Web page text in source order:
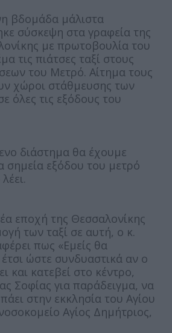
βδομάδα μάλιστα
σύσκεψη στα γραφεία της
με πρωτοβουλία του
τις πιάτσες ταξί στους
του Μετρό. Αίτημα τους
χώροι στάθμευσης των
όλες τις εξόδους του
διάστημα θα έχουμε
σημεία εξόδου του μετρό
εποχή της Θεσσαλονίκης
των ταξί σε αυτή, ο κ.
πως «Εμείς θα
ώστε συνδυαστικά αν ο
και κατεβεί στο κέντρο,
Σοφίας για παράδειγμα, να
στην εκκλησία του Αγίου
Αγίος Δημήτριος,